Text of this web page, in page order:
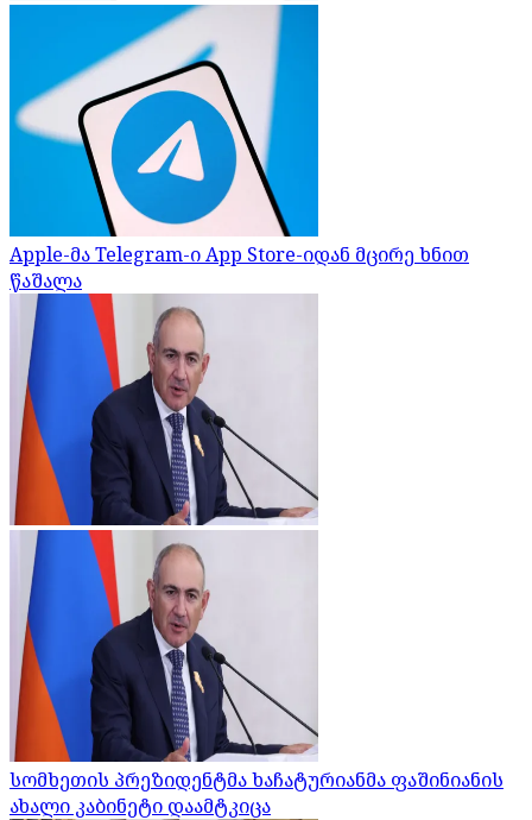
Apple-მა Telegram-ი App Store-იდან მცირე ხნით
წაშალა
სომხეთის პრეზიდენტმა ხაჩატურიანმა ფაშინიანის
ახალი კაბინეტი დაამტკიცა